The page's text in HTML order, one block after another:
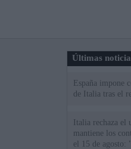
Últimas
España impone
de Italia tras el
Italia rechaza
mantiene los
el 15 de agosto: